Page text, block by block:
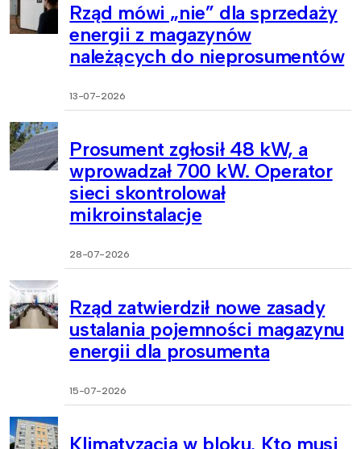
Rząd mówi „nie” dla sprzedaży
energii z magazynów
należących do nieprosumentów
13-07-2026
Prosument zgłosił 48 kW, a
wprowadzał 700 kW. Operator
sieci skontrolował
mikroinstalacje
28-07-2026
Rząd zatwierdził nowe zasady
ustalania pojemności magazynu
energii dla prosumenta
15-07-2026
Klimatyzacja w bloku. Kto musi